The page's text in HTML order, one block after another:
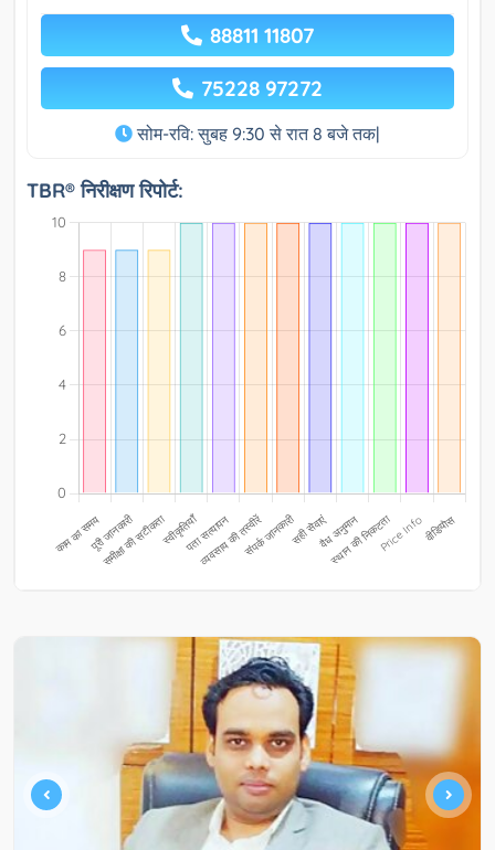
88811 11807
75228 97272
सोम-रवि: सुबह 9:30 से रात 8 बजे तक|
TBR® निरीक्षण रिपोर्ट: